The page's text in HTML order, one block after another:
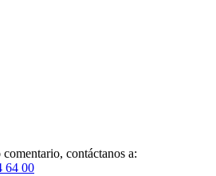
contáctanos a:
64 00